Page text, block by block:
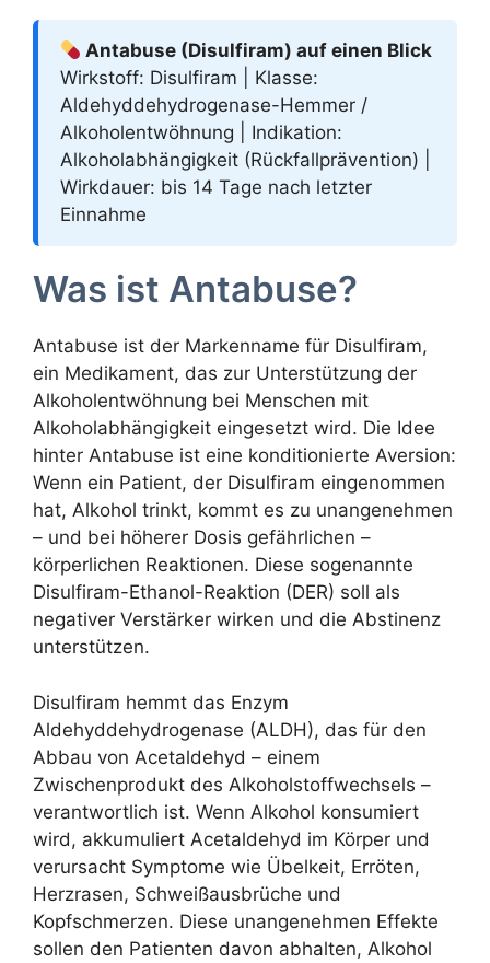
Antabuse (Disulfiram) auf einen Blick
Wirkstoff: Disulfiram | Klasse:
Aldehyddehydrogenase-Hemmer /
Alkoholentwöhnung | Indikation:
Alkoholabhängigkeit (Rückfallprävention) |
Wirkdauer: bis 14 Tage nach letzter
Einnahme
Was ist Antabuse?
Antabuse ist der Markenname für Disulfiram,
ein Medikament, das zur Unterstützung der
Alkoholentwöhnung bei Menschen mit
Alkoholabhängigkeit eingesetzt wird. Die Idee
hinter Antabuse ist eine konditionierte Aversion:
Wenn ein Patient, der Disulfiram eingenommen
hat, Alkohol trinkt, kommt es zu unangenehmen
– und bei höherer Dosis gefährlichen –
körperlichen Reaktionen. Diese sogenannte
Disulfiram-Ethanol-Reaktion (DER) soll als
negativer Verstärker wirken und die Abstinenz
unterstützen.
Disulfiram hemmt das Enzym
Aldehyddehydrogenase (ALDH), das für den
Abbau von Acetaldehyd – einem
Zwischenprodukt des Alkoholstoffwechsels –
verantwortlich ist. Wenn Alkohol konsumiert
wird, akkumuliert Acetaldehyd im Körper und
verursacht Symptome wie Übelkeit, Erröten,
Herzrasen, Schweißausbrüche und
Kopfschmerzen. Diese unangenehmen Effekte
sollen den Patienten davon abhalten, Alkohol